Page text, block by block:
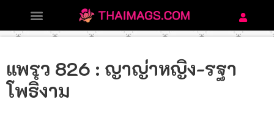
แพรว 826 : ญาญ่าหญิง-รฐา
โพธิ์งาม